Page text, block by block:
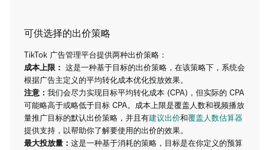
可供选择的出价策略
TikTok 广告管理平台提供两种出价策略：
成本上限： 这是一种基于目标的出价策略，在该策略下，系统会
根据广告主定义的平均转化成本优化投放效果。
注意： 我们会尽力实现目标平均转化成本 (CPA)，但实际的 CPA
可能略高于或略低于目标 CPA。成本上限是覆盖人数和视频播放
量推广目标的默认出价策略，并且有建议出价和覆盖人数估算器
提供支持，以帮助你了解要使用的出价的效果。
最大投放量： 这是一种基于消耗的策略，目标是在你定义的预算